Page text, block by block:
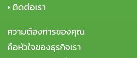
• ติดต่อเรา
ความต้องการของคุณ
คือหัวใจของธุรกิจเรา